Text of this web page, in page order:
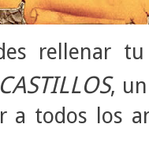
rellenar
,
a todos los